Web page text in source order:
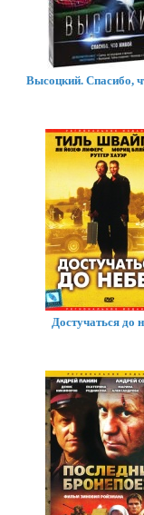
Высоцкий. Спасибо,
Достучаться до